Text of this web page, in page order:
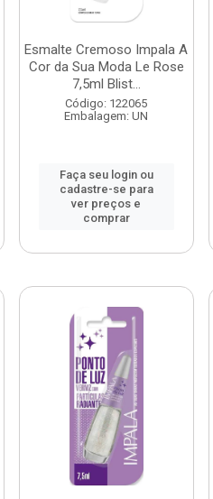
Esmalte Cremoso Impala A
Cor da Sua Moda Le Rose
7,5ml Blist...
Código: 122065
Embalagem: UN
Faça seu login ou
cadastre-se para
ver preços e
comprar